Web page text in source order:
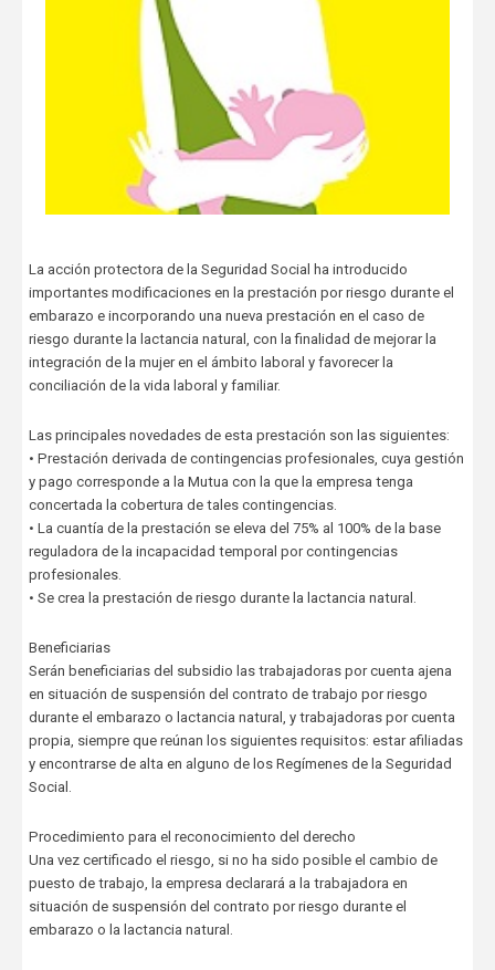
La acción protectora de la Seguridad Social ha introducido
importantes modificaciones en la prestación por riesgo durante el
embarazo e incorporando una nueva prestación en el caso de
riesgo durante la lactancia natural, con la finalidad de mejorar la
integración de la mujer en el ámbito laboral y favorecer la
conciliación de la vida laboral y familiar.
Las principales novedades de esta prestación son las siguientes:
• Prestación derivada de contingencias profesionales, cuya gestión
y pago corresponde a la Mutua con la que la empresa tenga
concertada la cobertura de tales contingencias.
• La cuantía de la prestación se eleva del 75% al 100% de la base
reguladora de la incapacidad temporal por contingencias
profesionales.
• Se crea la prestación de riesgo durante la lactancia natural.
Beneficiarias
Serán beneficiarias del subsidio las trabajadoras por cuenta ajena
en situación de suspensión del contrato de trabajo por riesgo
durante el embarazo o lactancia natural, y trabajadoras por cuenta
propia, siempre que reúnan los siguientes requisitos: estar afiliadas
y encontrarse de alta en alguno de los Regímenes de la Seguridad
Social.
Procedimiento para el reconocimiento del derecho
Una vez certificado el riesgo, si no ha sido posible el cambio de
puesto de trabajo, la empresa declarará a la trabajadora en
situación de suspensión del contrato por riesgo durante el
embarazo o la lactancia natural.